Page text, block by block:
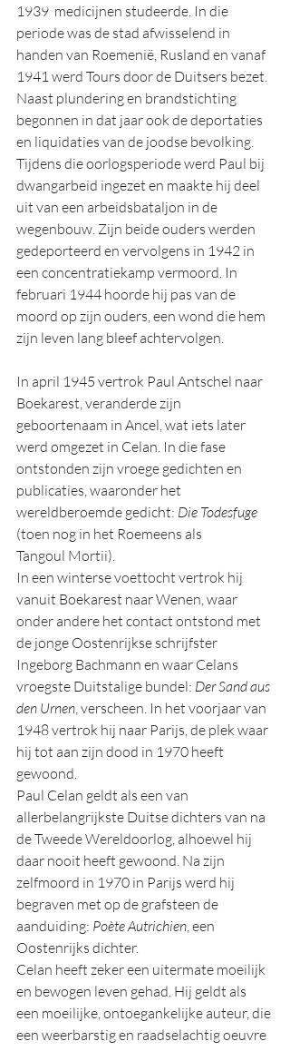
1939  medicijnen studeerde. In die
periode was de stad afwisselend in
handen van Roemenië, Rusland en vanaf
1941 werd Tours door de Duitsers bezet.
Naast plundering en brandstichting
begonnen in dat jaar ook de deportaties
en liquidaties van de joodse bevolking.
Tijdens die oorlogsperiode werd Paul bij
dwangarbeid ingezet en maakte hij deel
uit van een arbeidsbataljon in de
wegenbouw. Zijn beide ouders werden
gedeporteerd en vervolgens in 1942 in
een concentratiekamp vermoord. In
februari 1944 hoorde hij pas van de
moord op zijn ouders, een wond die hem
zijn leven lang bleef achtervolgen.
In april 1945 vertrok Paul Antschel naar
Boekarest, veranderde zijn
geboortenaam in Ancel, wat iets later
werd omgezet in Celan. In die fase
ontstonden zijn vroege gedichten en
publicaties, waaronder het
wereldberoemde gedicht: Die Todesfuge
(toen nog in het Roemeens als
Tangoul Mortii).
In een winterse voettocht vertrok hij
vanuit Boekarest naar Wenen, waar
onder andere het contact ontstond met
de jonge Oostenrijkse schrijfster
Ingeborg Bachmann en waar Celans
vroegste Duitstalige bundel: Der Sand aus
den Urnen , verscheen. In het voorjaar van
1948 vertrok hij naar Parijs, de plek waar
hij tot aan zijn dood in 1970 heeft
gewoond.
Paul Celan geldt als een van
allerbelangrijkste Duitse dichters van na
de Tweede Wereldoorlog, alhoewel hij
daar nooit heeft gewoond. Na zijn
zelfmoord in 1970 in Parijs werd hij
begraven met op de grafsteen de
aanduiding: Poète Autrichien , een
Oostenrijks dichter.
Celan heeft zeker een uitermate moeilijk
en bewogen leven gehad. Hij geldt als
een moeilijke, ontoegankelijke auteur, die
een weerbarstig en raadselachtig oeuvre